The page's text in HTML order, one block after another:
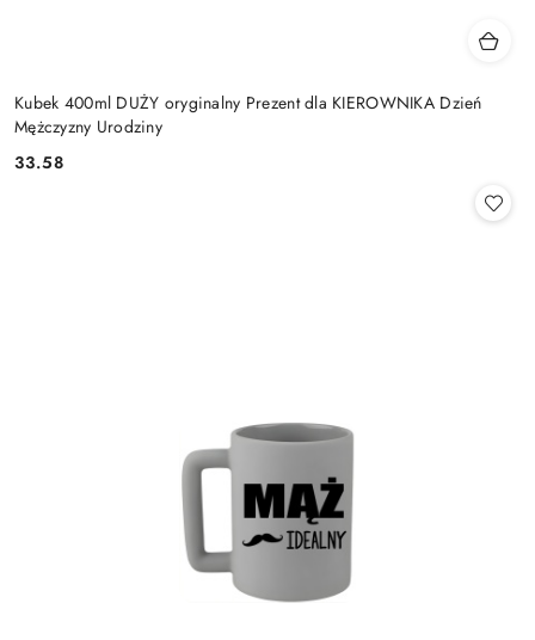
Kubek 400ml DUŻY oryginalny Prezent dla KIEROWNIKA Dzień
Mężczyzny Urodziny
Cena:
33.58